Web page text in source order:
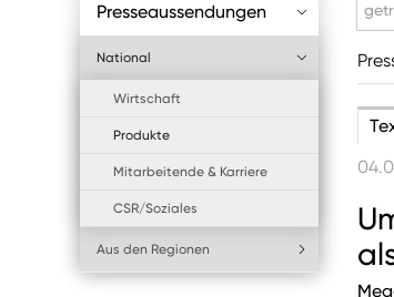
Presseaussendungen
National
Wirtschaft
Produkte
Mitarbeitende & Karriere
CSR/Soziales
Aus den Regionen